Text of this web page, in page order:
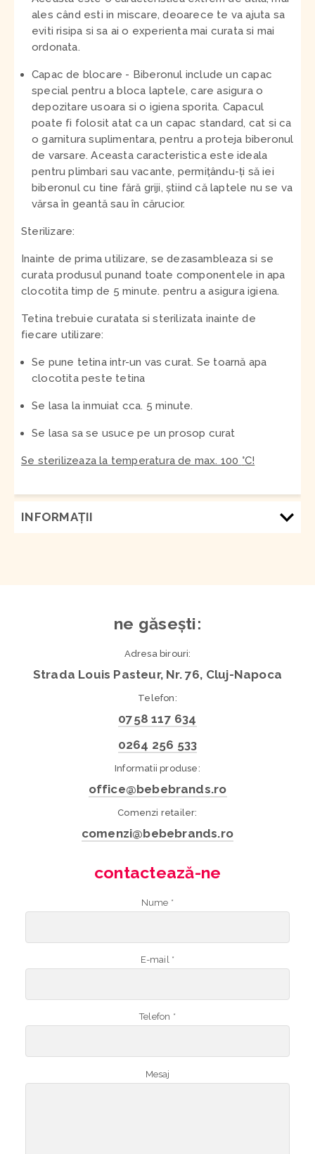
ales când esti in miscare, deoarece te va ajuta sa
eviti risipa si sa ai o experienta mai curata si mai
ordonata.
Capac de blocare - Biberonul include un capac
special pentru a bloca laptele, care asigura o
depozitare usoara si o igiena sporita. Capacul
poate fi folosit atat ca un capac standard, cat si ca
o garnitura suplimentara, pentru a proteja biberonul
de varsare. Aceasta caracteristica este ideala
pentru plimbari sau vacante, permițându-ți să iei
biberonul cu tine fără griji, știind că laptele nu se va
vărsa în geantă sau în cărucior.
Sterilizare:
Inainte de prima utilizare, se dezasambleaza si se
curata produsul punand toate componentele in apa
clocotita timp de 5 minute. pentru a asigura igiena.
Tetina trebuie curatata si sterilizata inainte de
fiecare utilizare:
Se pune tetina intr-un vas curat. Se toarnă apa
clocotita peste tetina
Se lasa la inmuiat cca. 5 minute.
Se lasa sa se usuce pe un prosop curat
Se sterilizeaza la temperatura de max. 100 °C!
INFORMAŢII
ne găsești:
Adresa birouri:
Strada Louis Pasteur, Nr. 76, Cluj-Napoca
Telefon:
0758 117 634
0264 256 533
Informatii produse:
office@bebebrands.ro
Comenzi retailer:
comenzi@bebebrands.ro
contactează-ne
Nume *
E-mail *
Telefon *
Mesaj